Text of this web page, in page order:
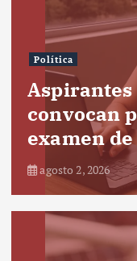
Política
Aspirantes
convocan
examen
agosto 2, 2026